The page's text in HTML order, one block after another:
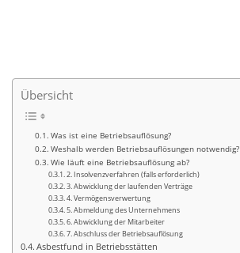
Übersicht
Was ist eine Betriebsauflösung?
Weshalb werden Betriebsauflösungen notwendig?
Wie läuft eine Betriebsauflösung ab?
2. Insolvenzverfahren (falls erforderlich)
3. Abwicklung der laufenden Verträge
4. Vermögensverwertung
5. Abmeldung des Unternehmens
6. Abwicklung der Mitarbeiter
7. Abschluss der Betriebsauflösung
Asbestfund in Betriebsstätten